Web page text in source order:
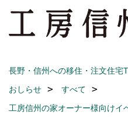
長野・信州への移住・注文住宅
おしらせ
すべて
工房信州の家オーナー様向けイ